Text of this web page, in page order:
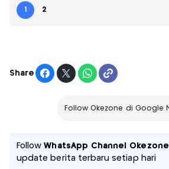
1 2
Share
Follow Okezone di Google
FollowWhatsApp Channel Okezone
update berita terbaru setiap hari